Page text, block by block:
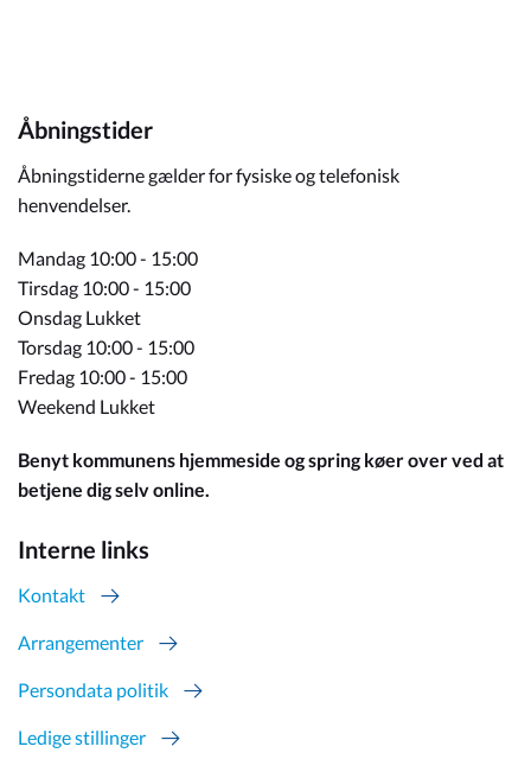
Åbningstider
Åbningstiderne gælder for fysiske og telefonisk
henvendelser.
Mandag 10:00 - 15:00
Tirsdag 10:00 - 15:00
Onsdag Lukket
Torsdag 10:00 - 15:00
Fredag 10:00 - 15:00
Weekend Lukket
Benyt kommunens hjemmeside og spring køer over ved at
betjene dig selv online.
Interne links
Kontakt
Arrangementer
Persondata politik
Ledige stillinger